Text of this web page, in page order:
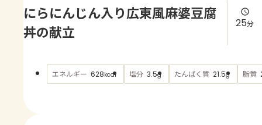
AJINOMOTO PARK とは
にらにんじん入り広東風麻婆豆腐
丼の献立
25分
エネルギー 628kcal 塩分 3.5g たんぱく質 21.5g 脂質